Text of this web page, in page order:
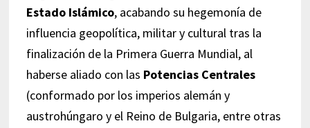
Estado Islámico, acabando su hegemonía de
influencia geopolítica, militar y cultural tras la
finalización de la Primera Guerra Mundial, al
haberse aliado con las Potencias Centrales
(conformado por los imperios alemán y
austrohúngaro y el Reino de Bulgaria, entre otras